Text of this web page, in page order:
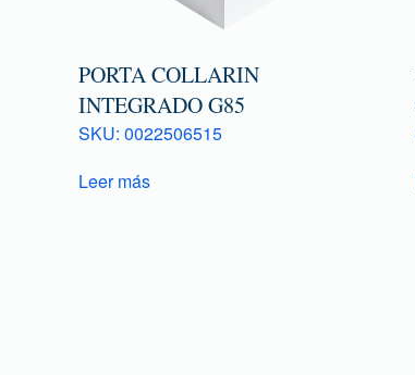
PORTA COLLARIN
INTEGRADO G85
SKU: 0022506515
Leer más